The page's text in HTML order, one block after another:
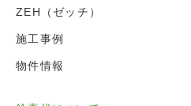
ZEH（ゼッチ）
施工事例
物件情報